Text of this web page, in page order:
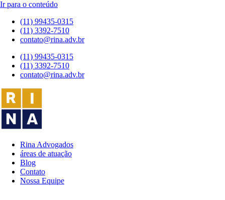
Ir para o conteúdo
(11) 99435-0315
(11) 3392-7510
contato@rina.adv.br
(11) 99435-0315
(11) 3392-7510
contato@rina.adv.br
Rina Advogados
áreas de atuação
Blog
Contato
Nossa Equipe